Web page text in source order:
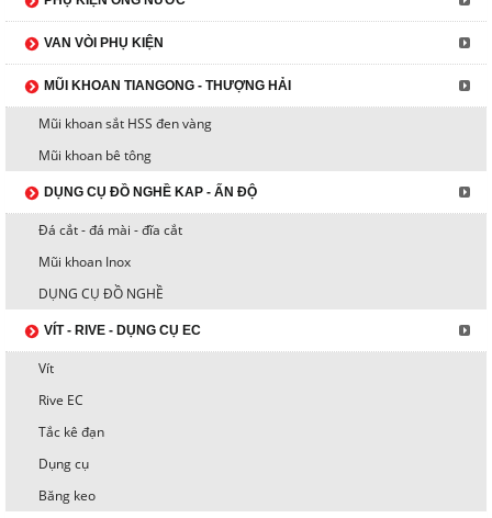
VAN VÒI PHỤ KIỆN
MŨI KHOAN TIANGONG - THƯỢNG HẢI
Mũi khoan sắt HSS đen vàng
Mũi khoan bê tông
DỤNG CỤ ĐỒ NGHỀ KAP - ẤN ĐỘ
Đá cắt - đá mài - đĩa cắt
Mũi khoan Inox
DỤNG CỤ ĐỒ NGHỀ
VÍT - RIVE - DỤNG CỤ EC
Vít
Rive EC
Tắc kê đạn
Dụng cụ
Băng keo